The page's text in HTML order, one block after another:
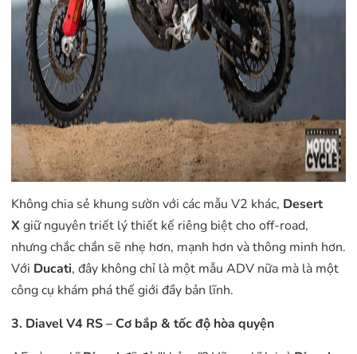
Không chia sẻ khung sườn với các mẫu V2 khác, Desert
X giữ nguyên triết lý thiết kế riêng biệt cho off-road,
nhưng chắc chắn sẽ nhẹ hơn, mạnh hơn và thông minh hơn.
Với Ducati, đây không chỉ là một mẫu ADV nữa mà là một
công cụ khám phá thế giới đầy bản lĩnh.
3. Diavel V4 RS – Cơ bắp & tốc độ hòa quyện